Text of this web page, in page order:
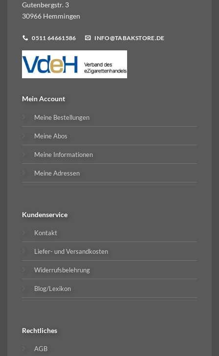
Gutenbergstr. 3
30966 Hemmingen
0511 64661586 INFO@TABAKSTORE.DE
Mein Account
Meine Bestellungen
Meine Abos
Meine Informationen
Meine Adressen
Kundenservice
Kontakt
Liefer- und Versandkosten
Widerrufsbelehrung
Blog/Lexikon
Rechtliches
AGB